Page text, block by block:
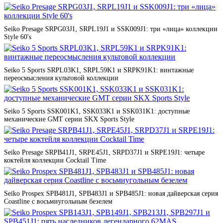
Seiko Presage SRPG03J1, SRPL19J1 и SSK009J1: три «лица» коллекции
Style 60's
Seiko 5 Sports SRPL03K1, SRPL59K1 и SRPK91K1: винтажные
переосмысления культовой коллекции
Seiko 5 Sports SSK001K1, SSK033K1 и SSK031K1: доступные
механические GMT серии SKX Sports Style
Seiko Presage SRPB41J1, SRPE45J1, SRPD37J1 и SRPE19J1: четыре
коктейля коллекции Cocktail Time
Seiko Prospex SPB481J1, SPB483J1 и SPB485J1: новая дайверская серия
Coastline с восьмиугольным безелем